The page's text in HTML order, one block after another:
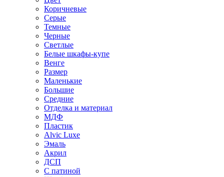
Коричневые
Серые
Темные
Черные
Светлые
Белые шкафы-купе
Венге
Размер
Маленькие
Большие
Средние
Отделка и материал
МДФ
Пластик
Alvic Luxe
Эмаль
Акрил
ДСП
С патиной